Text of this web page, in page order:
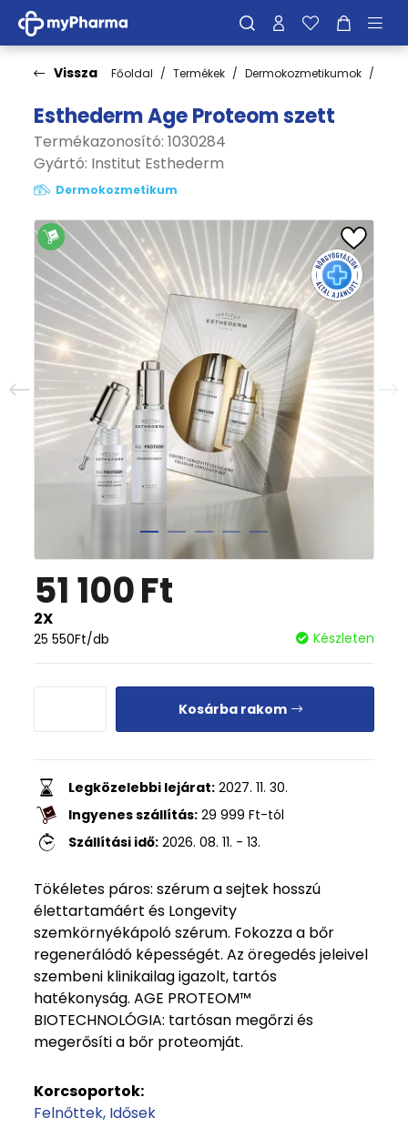
Vissza Főoldal Termékek Dermokozmetikumok
Esthederm Age Proteom szett
Termékazonosító: 1030284
Gyártó: Institut Esthederm
Dermokozmetikum
51 100Ft
2X
25 550Ft/db Készleten
Kosárba rakom
Legközelebbi lejárat: 2027. 11. 30.
Ingyenes szállítás: 29 999 Ft-tól
Szállítási idő: 2026. 08. 11. - 13.
Tökéletes páros: szérum a sejtek hosszú
élettartamáért és Longevity
szemkörnyékápoló szérum. Fokozza a bőr
regenerálódó képességét. Az öregedés jeleivel
szembeni klinikailag igazolt, tartós
hatékonyság. AGE PROTEOM™
BIOTECHNOLÓGIA: tartósan megőrzi és
megerősíti a bőr proteomját.
Korcsoportok:
Felnőttek Idősek